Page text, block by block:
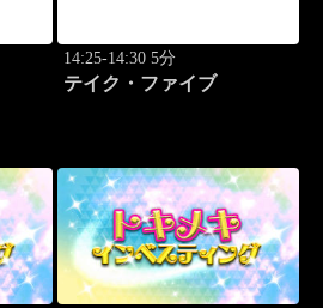
14:25-14:30 5分
テイク・ファイブ